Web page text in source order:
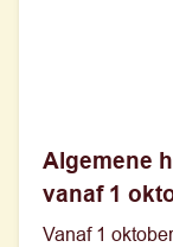
Algemene
vanaf 1
Vanaf 1